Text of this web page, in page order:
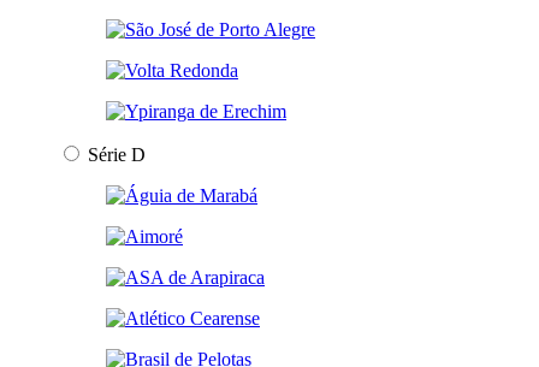
Série D